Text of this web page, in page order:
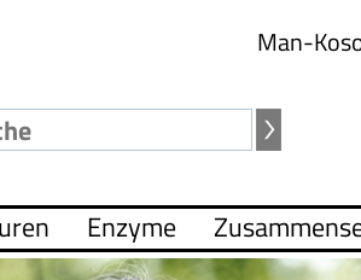
Man-
Enzyme